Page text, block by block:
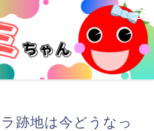
跡地は今どうなっ